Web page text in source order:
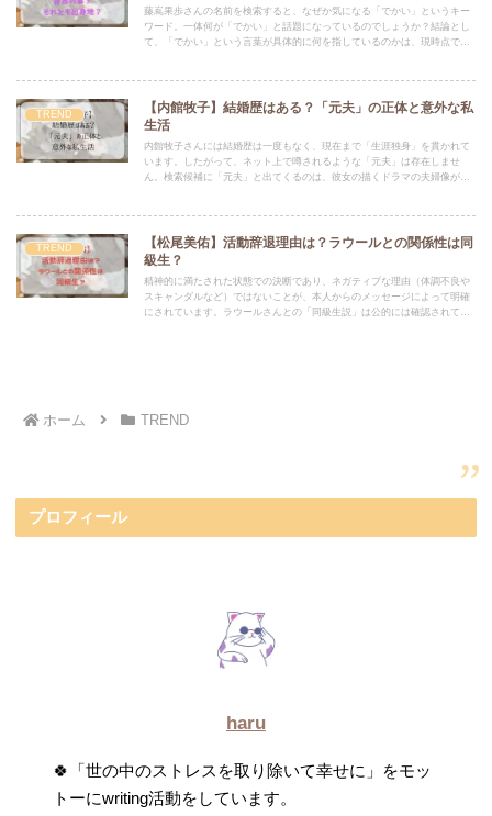
藤嶌果歩さんの名前を検索すると、なぜか気になる「でかい」というキー
ワード。一体何が「でかい」と話題になっているのでしょうか？結論とし
て、「でかい」という言葉が具体的に何を指しているのかは、現時点では
TREND
【内館牧子】結婚歴はある？「元夫」の正体と意外な私
生活
内館牧子さんには結婚歴は一度もなく、現在まで「生涯独身」を貫かれて
います。したがって、ネット上で噂されるような「元夫」は存在しませ
ん。検索候補に「元夫」と出てくるのは、彼女の描くドラマの夫婦像があ
TREND
【松尾美佑】活動辞退理由は？ラウールとの関係性は同
級生？
精神的に満たされた状態での決断であり、ネガティブな理由（体調不良や
スキャンダルなど）ではないことが、本人からのメッセージによって明確
にされています。ラウールさんとの「同級生説」は公的には確認されてお
ホーム TREND
プロフィール
haru
🍀「世の中のストレスを取り除いて幸せに」をモッ
トーにwriting活動をしています。